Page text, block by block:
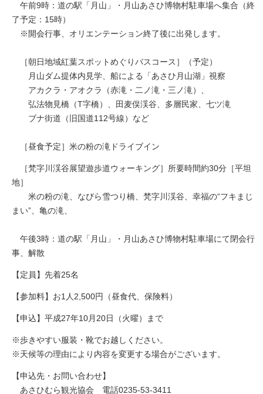
午前9時：道の駅「月山」・月山あさひ博物村駐車場へ集合（終
了予定：15時）
※開会行事、オリエンテーション終了後に出発します。
［朝日地域紅葉スポットめぐりバスコース］（予定）
月山ダム提体内見学、船による「あさひ月山湖」視察
アカクラ・アオクラ（赤滝・二ノ滝・三ノ滝）、
弘法物見橋（T字橋）、田麦俣渓谷、多層民家、七ツ滝
ブナ街道（旧国道112号線）など
［昼食予定］米の粉の滝ドライブイン
［梵字川渓谷展望遊歩道ウォーキング］所要時間約30分［平坦
地］
米の粉の滝、なびら雪つり橋、梵字川渓谷、幸福の“フキまじ
まい”、亀の滝、
午後3時：道の駅「月山」・月山あさひ博物村駐車場にて閉会行
事、解散
【定員】先着25名
【参加料】お1人2,500円（昼食代、保険料）
【申込】平成27年10月20日（火曜）まで
※歩きやすい服装・靴でお越しください。
※天候等の理由により内容を変更する場合がございます。
【申込先・お問い合わせ】
あさひむら観光協会 電話0235-53-3411